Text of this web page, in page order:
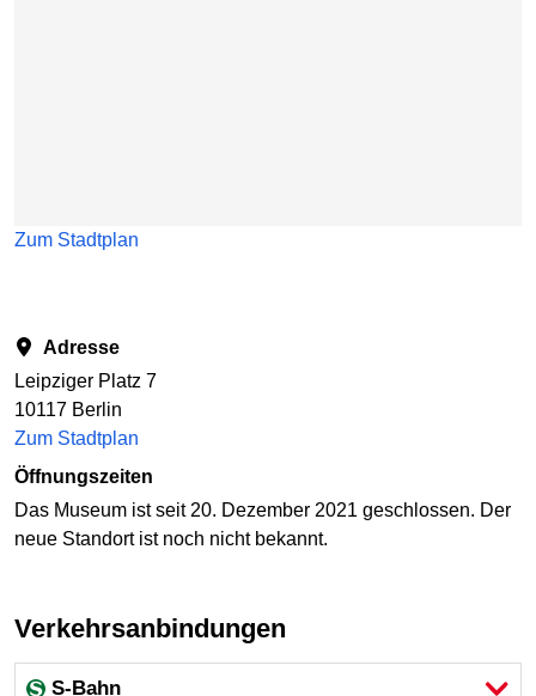
Zum Stadtplan
Adresse
Leipziger Platz 7
10117 Berlin
Zum Stadtplan
Öffnungszeiten
Das Museum ist seit 20. Dezember 2021 geschlossen. Der
neue Standort ist noch nicht bekannt.
Verkehrsanbindungen
S-Bahn